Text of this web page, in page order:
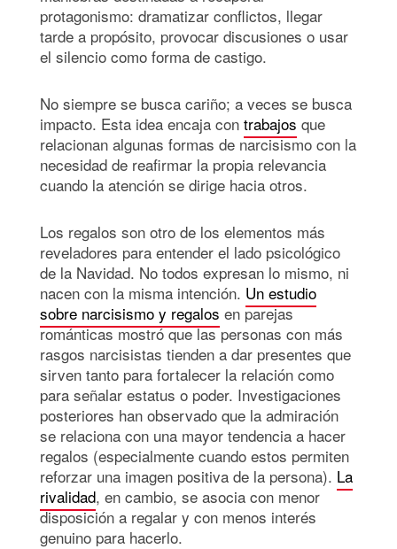
protagonismo: dramatizar conflictos, llegar
tarde a propósito, provocar discusiones o usar
el silencio como forma de castigo.
No siempre se busca cariño; a veces se busca
impacto. Esta idea encaja con trabajos que
relacionan algunas formas de narcisismo con la
necesidad de reafirmar la propia relevancia
cuando la atención se dirige hacia otros.
Los regalos son otro de los elementos más
reveladores para entender el lado psicológico
de la Navidad. No todos expresan lo mismo, ni
nacen con la misma intención. Un estudio
sobre narcisismo y regalos en parejas
románticas mostró que las personas con más
rasgos narcisistas tienden a dar presentes que
sirven tanto para fortalecer la relación como
para señalar estatus o poder. Investigaciones
posteriores han observado que la admiración
se relaciona con una mayor tendencia a hacer
regalos (especialmente cuando estos permiten
reforzar una imagen positiva de la persona). La
rivalidad, en cambio, se asocia con menor
disposición a regalar y con menos interés
genuino para hacerlo.